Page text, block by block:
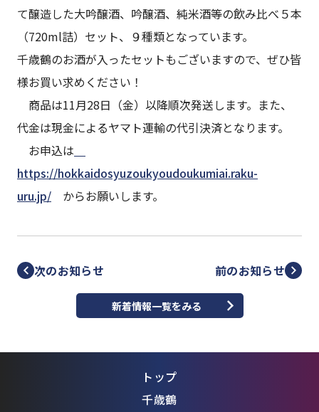
て醸造した大吟醸酒、吟醸酒、純米酒等の飲み比べ５本
（720ml詰）セット、９種類となっています。
千歳鶴のお酒が入ったセットもございますので、ぜひ皆
様お買い求めください！
商品は11月28日（金）以降順次発送します。また、
代金は現金によるヤマト運輸の代引決済となります。
お申込は
https://hokkaidosyuzoukyoudoukumiai.raku-
uru.jp/ からお願いします。
次のお知らせ 前のお知らせ
新着情報一覧をみる
トップ
千歳鶴